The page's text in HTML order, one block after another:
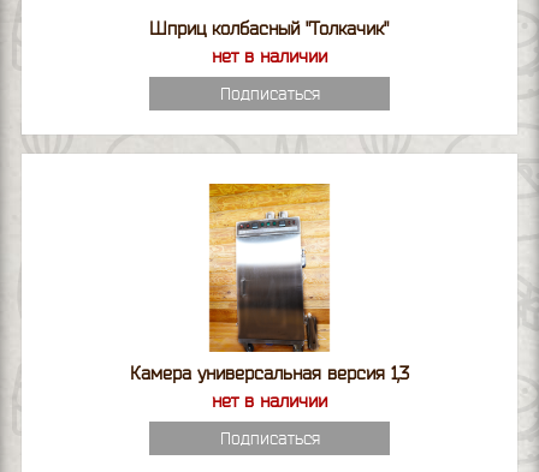
Шприц колбасный "Толкачик"
нет в наличии
Подписаться
Камера универсальная версия 1,3
нет в наличии
Подписаться